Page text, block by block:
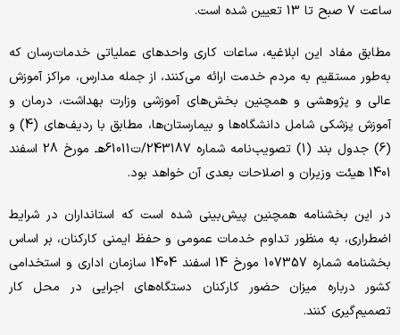
ساعت 7 صبح تا 13 تعیین شده است.
مطابق مفاد این ابلاغیه، ساعات کاری واحدهای عملیاتی خدمات‌رسان که
به‌طور مستقیم به مردم خدمت ارائه می‌کنند، از جمله مدارس، مراکز آموزش
عالی و پژوهشی و همچنین بخش‌های آموزشی وزارت بهداشت، درمان و
آموزش پزشکی شامل دانشگاه‌ها و بیمارستان‌ها، مطابق با ردیف‌های (4) و
(6) جدول بند (1) تصویب‌نامه شماره 243187/ت61011هـ مورخ 28 اسفند
1401 هیئت وزیران و اصلاحات بعدی آن خواهد بود.
در این بخشنامه همچنین پیش‌بینی شده است که استانداران در شرایط
اضطراری، به منظور تداوم خدمات عمومی و حفظ ایمنی کارکنان، بر اساس
بخشنامه شماره 107357 مورخ 14 اسفند 1404 سازمان اداری و استخدامی
کشور درباره میزان حضور کارکنان دستگاه‌های اجرایی در محل کار
تصمیم‌گیری کنند.